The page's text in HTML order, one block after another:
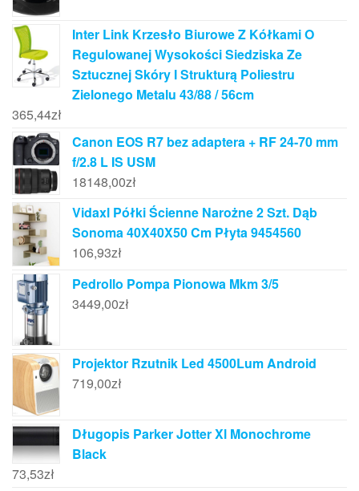
Inter Link Krzesło Biurowe Z Kółkami O
Regulowanej Wysokości Siedziska Ze
Sztucznej Skóry I Strukturą Poliestru
Zielonego Metalu 43/88 / 56cm
365,44zł
Canon EOS R7 bez adaptera + RF 24-70 mm
f/2.8 L IS USM
18148,00zł
Vidaxl Półki Ścienne Narożne 2 Szt. Dąb
Sonoma 40X40X50 Cm Płyta 9454560
106,93zł
Pedrollo Pompa Pionowa Mkm 3/5
3449,00zł
Projektor Rzutnik Led 4500Lum Android
719,00zł
Długopis Parker Jotter Xl Monochrome
Black
73,53zł